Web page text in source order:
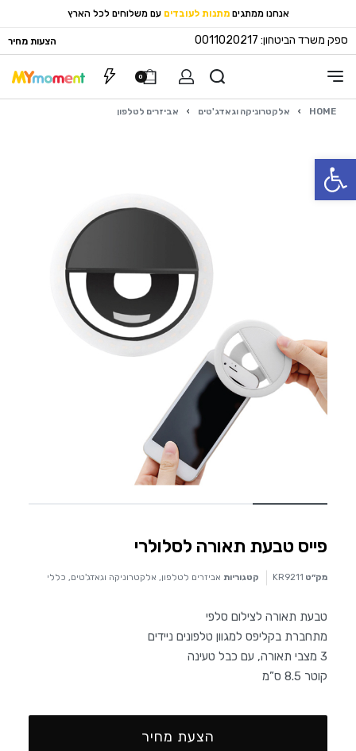
פתח סרגל נגישות
אנחנו ממתגים מתנות לעובדים עם משלוחים לכל הארץ
ספק משרד הביטחון: 0011020217 הצעות מחיר
0
HOME
› אלקטרוניקה וגאדג'טים › אביזרים לטלפון
פייס טבעת תאורה לסלולרי
מק״ט KR9211 קטגוריות אביזרים לטלפון, אלקטרוניקה וגאדג'טים, כללי
טבעת תאורה לצילום סלפי
מתחברת בקליפס למגוון טלפונים ניידים
3 מצבי תאורה, עם כבל טעינה
קוטר 8.5 ס”מ
הצעת מחיר